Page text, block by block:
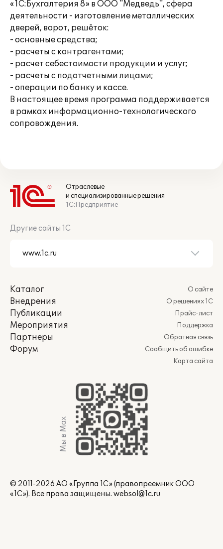
«1С:Бухгалтерия 8» в ООО "Медведь", сфера
деятельности - изготовление металлических
дверей, ворот, решёток:
- основные средства;
- расчеты с контрагентами;
- расчет себестоимости продукции и услуг;
- расчеты с подотчетными лицами;
- операции по банку и кассе.
В настоящее время программа поддерживается
в рамках информационно-технологического
сопровождения.
Отраслевые
и специализированные решения
1С:Предприятие
Другие сайты 1С
Каталог
Внедрения
Публикации
Мероприятия
Партнеры
Форум
О сайте
О решениях 1С
Прайс-лист
Поддержка
Обратная связь
Сообщить об ошибке
Карта сайта
Мы в Max
© 2011-2026 АО «Группа 1С» (правопреемник ООО
«1С»). Все права защищены. websol@1c.ru